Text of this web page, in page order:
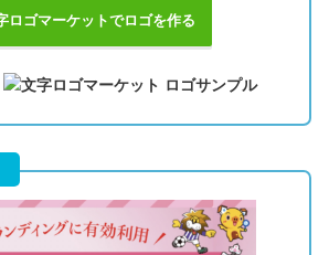
ロゴマーケットでロゴを作る